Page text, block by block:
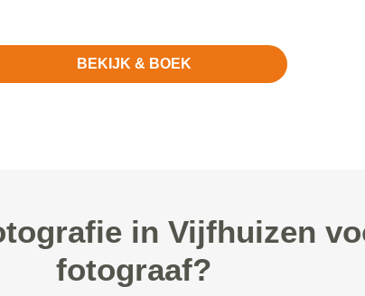
BEKIJK & BOEK
in Vijfhuizen
fotograaf?